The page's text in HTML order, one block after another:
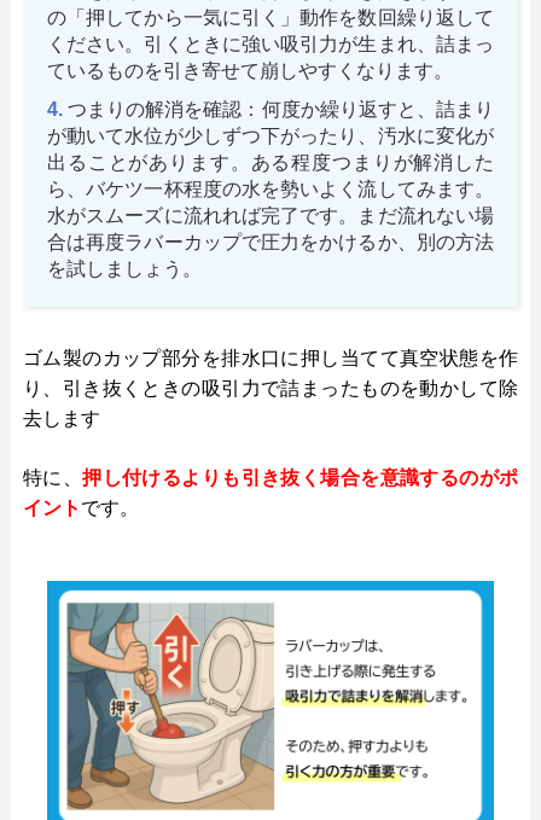
の「押してから一気に引く」動作を数回繰り返して
ください。引くときに強い吸引力が生まれ、詰まっ
ているものを引き寄せて崩しやすくなります。
つまりの解消を確認：何度か繰り返すと、詰まり
が動いて水位が少しずつ下がったり、汚水に変化が
出ることがあります。ある程度つまりが解消した
ら、バケツ一杯程度の水を勢いよく流してみます。
水がスムーズに流れれば完了です。まだ流れない場
合は再度ラバーカップで圧力をかけるか、別の方法
を試しましょう。
ゴム製のカップ部分を排水口に押し当てて真空状態を作
り、引き抜くときの吸引力で詰まったものを動かして除
去します​
特に、押し付けるよりも引き抜く場合を意識するのがポ
イント です。